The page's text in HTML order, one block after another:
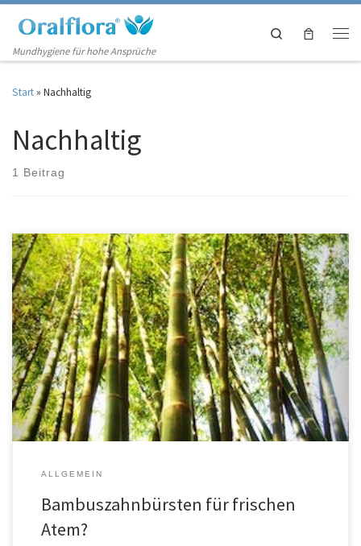
Zum Inhalt springen
Mundhygiene für hohe Ansprüche
Search
Start » Nachhaltig
Nachhaltig
1 Beitrag
Ihre Zahngesundheit ist wichtig, aber haben Sie jemals daran gedacht
Ihre Umwelt zu schonen? Sind Sie bereit umweltbewusster zu sein
indem Sie auf die Verwendung von Kunststoffprodukten verzichten und
sich nachhaltigen Produkten zuwenden? Sie müssen nur den Einsatz
von Kunststoff reduzieren und sich natürlichen und sichereren
Alternativen zuwenden. Bambuszahnbürsten sind […]
ALLGEMEIN
Bambuszahnbürsten für frischen
Atem?